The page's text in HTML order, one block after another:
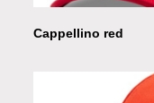
Cappellino red